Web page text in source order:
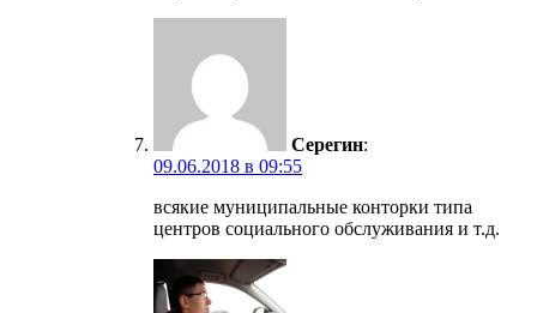
Серегин:
09.06.2018 в 09:55
всякие муниципальные конторки типа
центров социального обслуживания и т.д.